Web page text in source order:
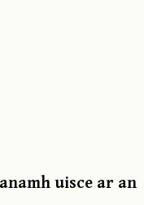
uisce ar an